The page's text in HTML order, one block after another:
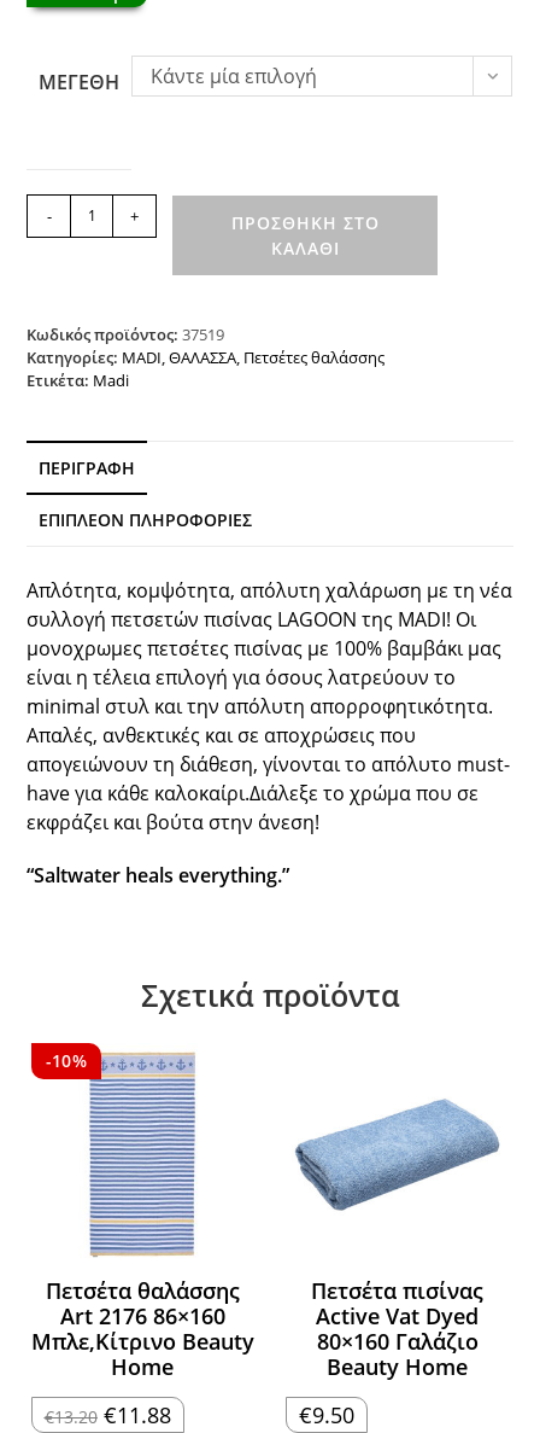
ΜΕΓΕΘΗ Κάντε μία επιλογή
Πετσέτα
ποσότητα
- +
ΠΡΟΣΘΉΚΗ ΣΤΟ
ΚΑΛΆΘΙ
Κωδικός προϊόντος:37519
Κατηγορίες: MADI ,ΘΑΛΑΣΣΑ Πετσέτες θαλάσσης
Ετικέτα: Madi
ΠΕΡΙΓΡΑΦΉ
ΕΠΙΠΛΈΟΝ ΠΛΗΡΟΦΟΡΊΕΣ
Απλότητα, κομψότητα, απόλυτη χαλάρωση με τη νέα
συλλογή πετσετών πισίνας LAGOON της MADI! Οι
μονοχρωμες πετσέτες πισίνας με 100% βαμβάκι μας
είναι η τέλεια επιλογή για όσους λατρεύουν το
minimal στυλ και την απόλυτη απορροφητικότητα.
Απαλές, ανθεκτικές και σε αποχρώσεις που
απογειώνουν τη διάθεση, γίνονται το απόλυτο must-
have για κάθε καλοκαίρι.Διάλεξε το χρώμα που σε
εκφράζει και βούτα στην άνεση!
“Saltwater heals everything.”
Σχετικά προϊόντα
-10%
Πετσέτα θαλάσσης
Art 2176 86×160
Μπλε,Κίτρινο Beauty
Home
€13.20 Original
price
€11.88Η
τρέχουσα
Πετσέτα πισίνας
Active Vat Dyed
80×160 Γαλάζιο
Beauty Home
€9.50